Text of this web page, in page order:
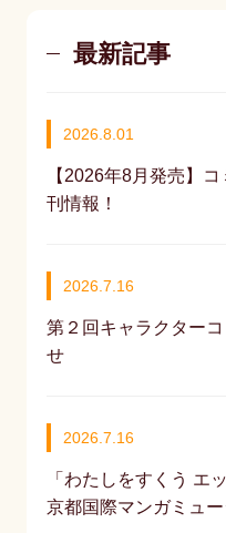
最新記事
2026.8.01
【2026年8月発売】
刊情報！
2026.7.16
第２回キャラクター
せ
2026.7.16
「わたしをすくう エ
京都国際マンガミュ